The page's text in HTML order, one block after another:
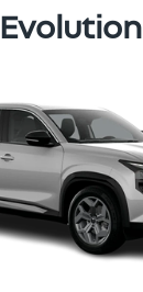
Evolution